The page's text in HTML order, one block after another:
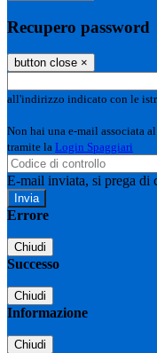
Recupero password
button close ×
all'indirizzo indicato con le
Non hai una e-mail associata
tramite la Login Spaggiari
E-mail inviata, si prega di
Errore
Chiudi
Successo
Chiudi
Informazione
Chiudi